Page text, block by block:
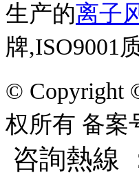
生产的离子
牌,ISO9001
© Copyright
权所有 备案
咨詢熱線